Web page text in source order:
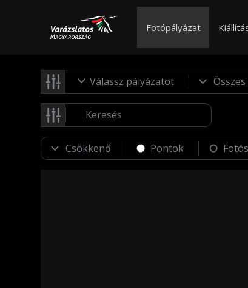
Fotópályázat
Válassz pályázatot
Pontok